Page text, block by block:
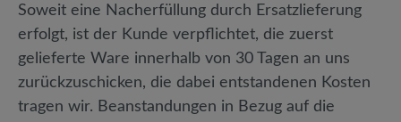
Soweit eine Nacherfüllung durch Ersatzlieferung
erfolgt, ist der Kunde verpflichtet, die zuerst
gelieferte Ware innerhalb von 30 Tagen an uns
zurückzuschicken, die dabei entstandenen Kosten
tragen wir. Beanstandungen in Bezug auf die